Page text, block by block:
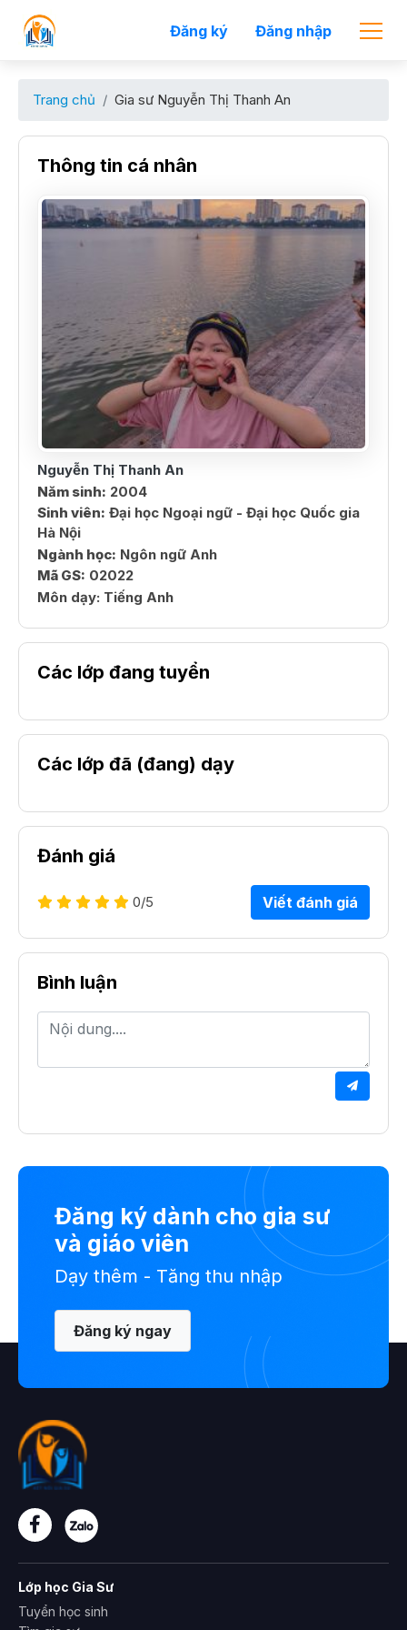
Đăng ký Đăng nhập
Trang chủ Gia sư Nguyễn Thị Thanh An
Thông tin cá nhân
Nguyễn Thị Thanh An
Năm sinh: 2004
Sinh viên: Đại học Ngoại ngữ - Đại học Quốc gia
Hà Nội
Ngành học: Ngôn ngữ Anh
Mã GS: 02022
Môn dạy: Tiếng Anh
Các lớp đang tuyển
Các lớp đã (đang) dạy
Đánh giá
0/5 Viết đánh giá
Bình luận
Đăng ký dành cho gia sư
và giáo viên
Dạy thêm - Tăng thu nhập
Đăng ký ngay
Lớp học Gia Sư
Tuyển học sinh